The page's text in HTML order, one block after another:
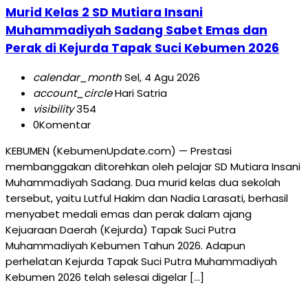
Murid Kelas 2 SD Mutiara Insani
Muhammadiyah Sadang Sabet Emas dan
Perak di Kejurda Tapak Suci Kebumen 2026
calendar_monthSel, 4 Agu 2026
account_circleHari Satria
visibility354
0Komentar
KEBUMEN (KebumenUpdate.com) — Prestasi
membanggakan ditorehkan oleh pelajar SD Mutiara Insani
Muhammadiyah Sadang. Dua murid kelas dua sekolah
tersebut, yaitu Lutful Hakim dan Nadia Larasati, berhasil
menyabet medali emas dan perak dalam ajang
Kejuaraan Daerah (Kejurda) Tapak Suci Putra
Muhammadiyah Kebumen Tahun 2026. Adapun
perhelatan Kejurda Tapak Suci Putra Muhammadiyah
Kebumen 2026 telah selesai digelar […]